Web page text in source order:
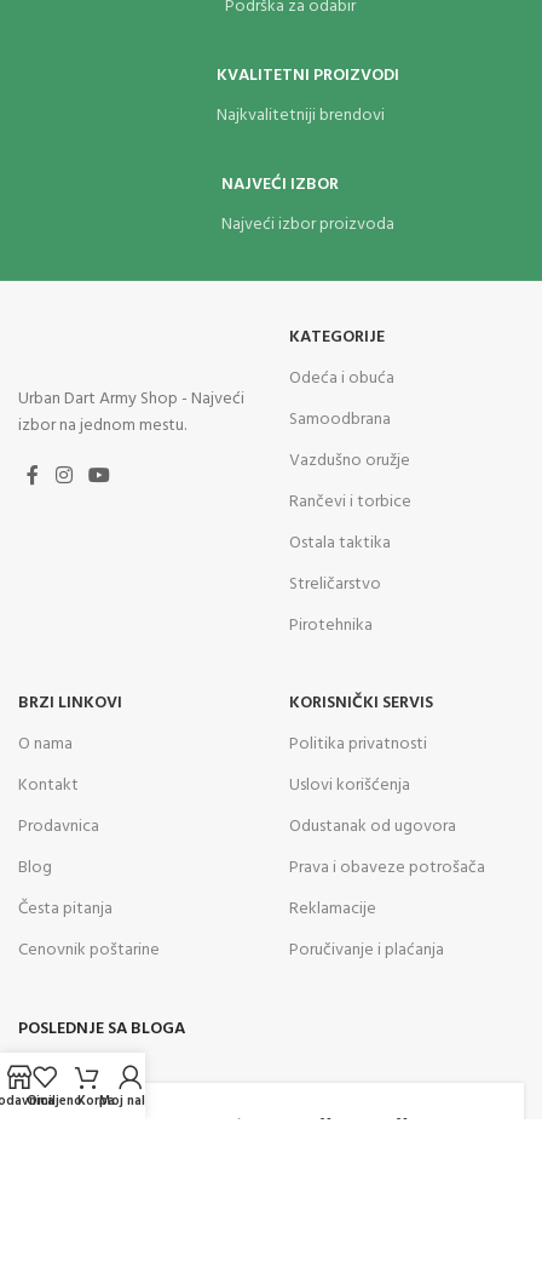
Podrška za odabir
KVALITETNI PROIZVODI
Najkvalitetniji brendovi
NAJVEĆI IZBOR
Najveći izbor proizvoda
Urban Dart Army Shop - Najveći
izbor na jednom mestu.
KATEGORIJE
Odeća i obuća
Samoodbrana
Vazdušno oružje
Rančevi i torbice
Ostala taktika
Streličarstvo
Pirotehnika
BRZI LINKOVI
O nama
Kontakt
Prodavnica
Blog
Česta pitanja
Cenovnik poštarine
KORISNIČKI SERVIS
Politika privatnosti
Uslovi korišćenja
Odustanak od ugovora
Prava i obaveze potrošača
Reklamacije
Poručivanje i plaćanja
POSLEDNJE SA BLOGA
05
Kako odabrati vazdušnu pušku za
OmiljenoKorpaMoj nalog